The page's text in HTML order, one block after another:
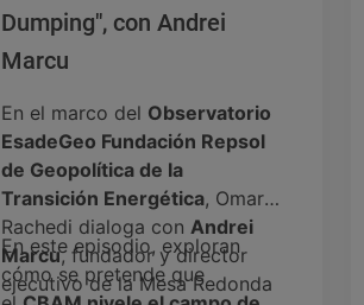
Dumping", con Andrei
Marcu
En el marco del Observatorio
EsadeGeo Fundación Repsol
de Geopolítica de la
Transición Energética, Omar
Rachedi dialoga conAndrei
Marcu, fundador y director
ejecutivo de la Mesa Redonda
En este episodio, exploran
cómo se pretende que